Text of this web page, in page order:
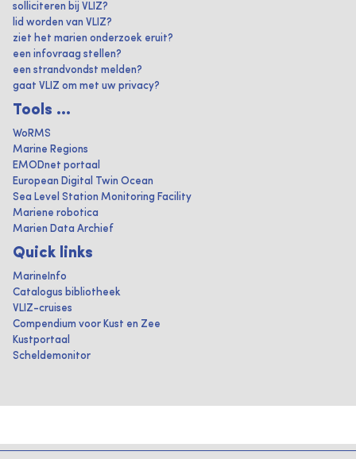
solliciteren bij VLIZ?
lid worden van VLIZ?
ziet het marien onderzoek eruit?
een infovraag stellen?
een strandvondst melden?
gaat VLIZ om met uw privacy?
Tools ...
WoRMS
Marine Regions
EMODnet portaal
European Digital Twin Ocean
Sea Level Station Monitoring Facility
Mariene robotica
Marien Data Archief
Quick links
MarineInfo
Catalogus bibliotheek
VLIZ-cruises
Compendium voor Kust en Zee
Kustportaal
Scheldemonitor